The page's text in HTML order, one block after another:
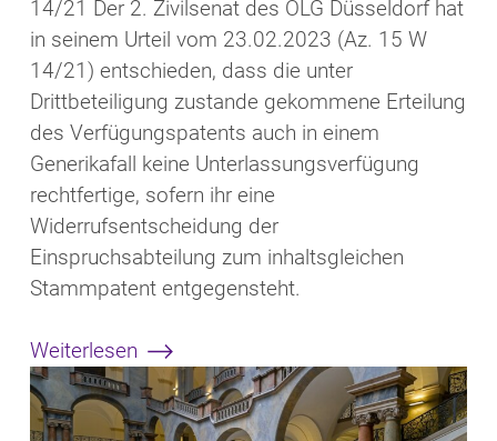
14/21 Der 2. Zivilsenat des OLG Düsseldorf hat
in seinem Urteil vom 23.02.2023 (Az. 15 W
14/21) entschieden, dass die unter
Drittbeteiligung zustande gekommene Erteilung
des Verfügungspatents auch in einem
Generikafall keine Unterlassungsverfügung
rechtfertige, sofern ihr eine
Widerrufsentscheidung der
Einspruchsabteilung zum inhaltsgleichen
Stammpatent entgegensteht.
Weiterlesen